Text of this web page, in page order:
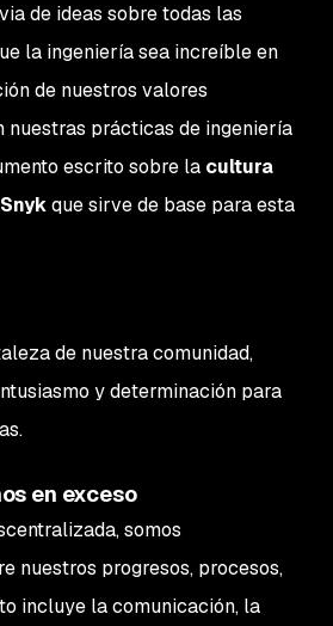
de ideas sobre todas las
la ingeniería sea increíble en
de nuestros valores
nuestras prácticas de ingeniería
escrito sobre la cultura
que sirve de base para esta
de nuestra comunidad,
y determinación para
en exceso
somos
nuestros progresos, procesos,
incluye la comunicación, la